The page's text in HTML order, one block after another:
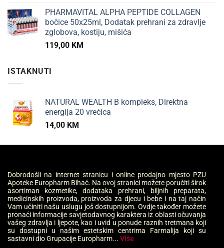
PHARMAVITAL ALPHA PEPTIDE COLLAGEN
bočice 50x25ml, Dodatak prehrani za zdravlje
zglobova, kostiju, mišića
119,00 KM
ISTAKNUTI
NATURAL WEALTH B kompleks, Direktna
energija 20 vrećica
14,00 KM
Dobrodošli na internet stranicu i online prodajno mjesto PZU
Apoteke Europharm Bihać. Na ovoj stranici možete poručiti širok
asortiman kozmetike, dodataka prehrani, biljnih preparata,
medicinskih proizvoda, proizvoda za djecu i bebe i na taj način
Vam učiniti našu uslugu još dostupnijom. Ovdje također možete
pronaći informacije savjetodavnog karaktera iz oblasti očuvanja
vašeg zdravlja i ljepote, kao i uvid u ponude raznih tretmana koji
su dostupni u našim estetskim centrima Farmalija koji su
sastavni dio Grupacije Europharm... Više